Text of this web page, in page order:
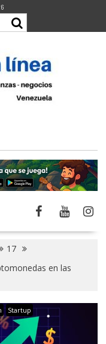
17
en las
Startup